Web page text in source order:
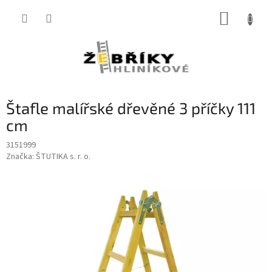
Štafle malířské dřevěné 3 příčky 111
cm
3151999
Značka: ŠTUTIKA s. r. o.